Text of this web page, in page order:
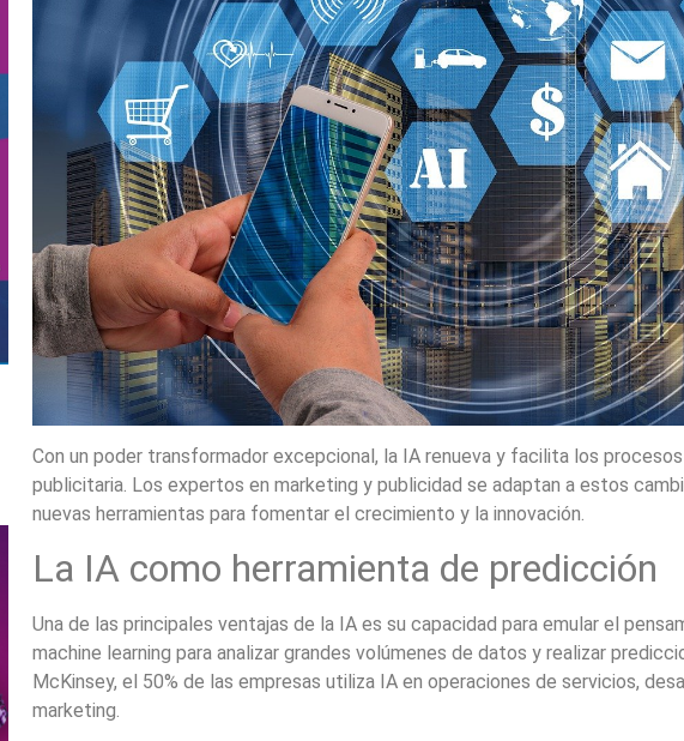
Con un poder transformador excepcional, la IA renueva y facilita los
publicitaria. Los expertos en marketing y publicidad se adaptan a estos
nuevas herramientas para fomentar el crecimiento y la innovación.
La IA como herramienta de predicción
Una de las principales ventajas de la IA es su capacidad para emular el
machine learning para analizar grandes volúmenes de datos y realizar
McKinsey, el 50% de las empresas utiliza IA en operaciones de servicios,
marketing.